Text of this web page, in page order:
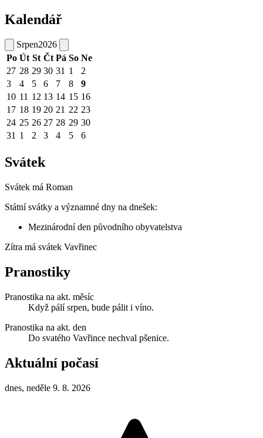
Kalendář
Srpen2026
Po Út St Čt Pá So Ne
27 28 29 30 31 1
2
3
4 5 6 7 8
9
10 11 12 13 14 15 16
17 18 19 20 21 22 23
24 25 26 27 28 29 30
31 1 2 3 4 5 6
Svátek
Svátek má Roman
Státní svátky a významné dny na dnešek:
Mezinárodní den původního obyvatelstva
Zítra má svátek Vavřinec
Pranostiky
Pranostika na akt. měsíc
Když pálí srpen, bude pálit i víno.
Pranostika na akt. den
Do svatého Vavřince nechval pšenice.
Aktuální počasí
dnes, neděle 9. 8. 2026